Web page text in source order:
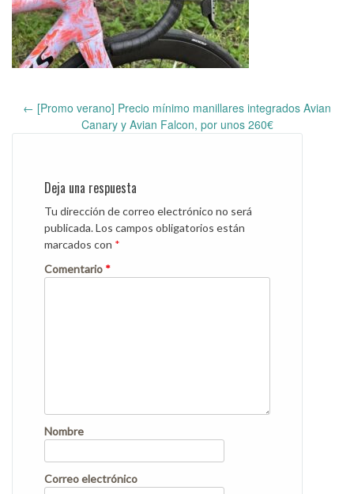
navigation
← [Promo verano] Precio mínimo manillares integrados Avian
Canary y Avian Falcon, por unos 260€
Deja una respuesta
Tu dirección de correo electrónico no será
publicada.Los campos obligatorios están
marcados con *
Comentario *
Nombre
Correo electrónico